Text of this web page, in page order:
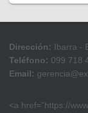
Dirección: Ibarra -
Teléfono: 099 718
Email:
<a href=”https://